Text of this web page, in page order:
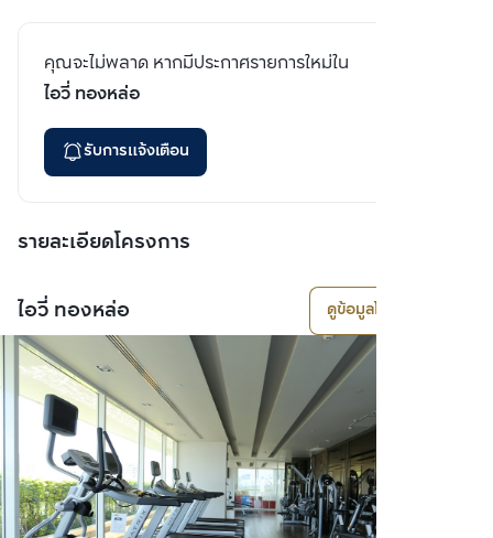
คุณจะไม่พลาด หากมีประกาศรายการใหม่ใน
ไอวี่ ทองหล่อ
รับการแจ้งเตือน
รายละเอียดโครงการ
ไอวี่ ทองหล่อ ดูข้อมูลโครงการ